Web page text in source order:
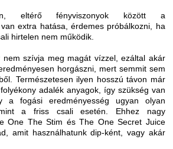
eltérő fényviszonyok között a
extra hatása, érdemes próbálkozni, ha
hirtelen nem működik.
nem szívja meg magát vízzel, ezáltal akár
horgászni, mert semmit sem
Természetesen ilyen hosszú távon már
adalék anyagok, így szükség van
a fogási eredményesség ugyan olyan
a friss csali esetén. Ehhez nagy
One The Stim és The One Secret Juice
amit használhatunk dip-ként, vagy akár